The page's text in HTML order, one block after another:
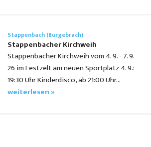
Stappenbach (Burgebrach)
Stappenbacher Kirchweih
Stappenbacher Kirchweih vom 4. 9. - 7. 9.
26 im Festzelt am neuen Sportplatz 4. 9.:
19:30 Uhr Kinderdisco, ab 21:00 Uhr…
weiterlesen »